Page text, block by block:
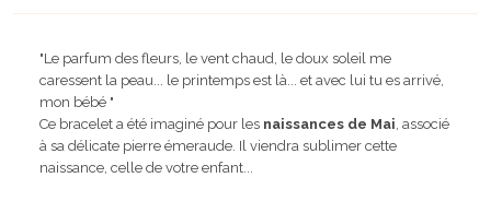
"Le parfum des fleurs, le vent chaud, le doux soleil me
caressent la peau... le printemps est là... et avec lui tu es arrivé,
mon bébé "
Ce bracelet a été imaginé pour les naissances de Mai , associé
à sa délicate pierre émeraude. Il viendra sublimer cette
naissance, celle de votre enfant...